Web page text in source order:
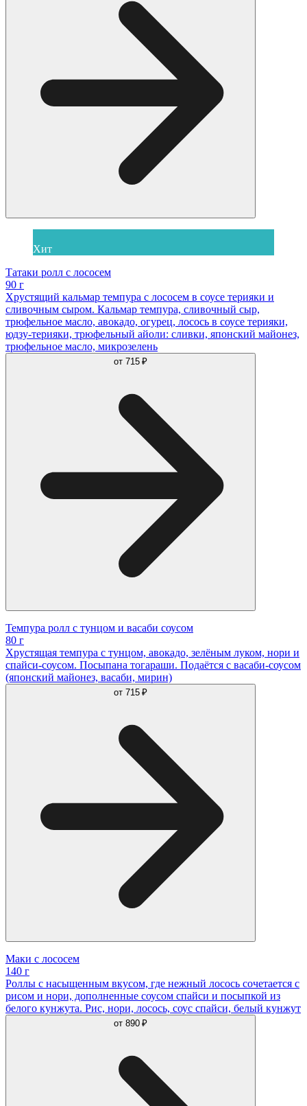
Хит
Татаки ролл с лососем
90 г
Хрустящий кальмар темпура с лососем в соусе терияки и
сливочным сыром. Кальмар темпура, сливочный сыр,
трюфельное масло, авокадо, огурец, лосось в соусе терияки,
юдзу-терияки, трюфельный айоли: сливки, японский майонез,
трюфельное масло, микрозелень
от 715 ₽
Темпура ролл с тунцом и васаби соусом
80 г
Хрустящая темпура с тунцом, авокадо, зелёным луком, нори и
спайси-соусом. Посыпана тогараши. Подаётся с васаби-соусом
(японский майонез, васаби, мирин)
от 715 ₽
Маки с лососем
140 г
Роллы с насыщенным вкусом, где нежный лосось сочетается с
рисом и нори, дополненные соусом спайси и посыпкой из
белого кунжута. Рис, нори, лосось, соус спайси, белый кунжут
от 890 ₽